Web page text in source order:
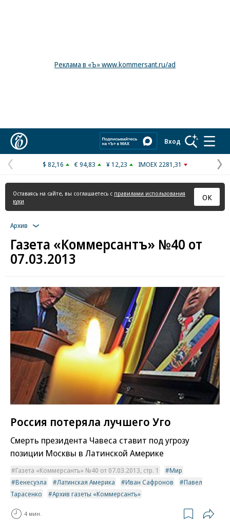
Реклама в «Ъ» www.kommersant.ru/ad
Вход
Предыдущая
страница
$ 82,16 € 94,83 ¥ 12,23 IMOEX 2281,31
Оставаясь на сайте, вы соглашаетесь с правилами использования
куки
ОК
Архив
Газета «Коммерсантъ» №40 от
07.03.2013
Россия потеряла лучшего Уго
Смерть президента Чавеса ставит под угрозу
позиции Москвы в Латинской Америке
Газета «Коммерсантъ» №40 от 07.03.2013, стр. 1
Мир
Венесуэла
Латинская Америка Иван Сафронов
Павел
Тарасенко
Архив газеты «Коммерсантъ»
4 мин.